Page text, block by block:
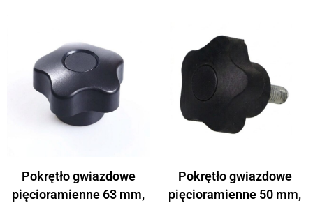
Pokrętło gwiazdowe
pięcioramienne 63 mm,
Pokrętło gwiazdowe
pięcioramienne 50 mm,